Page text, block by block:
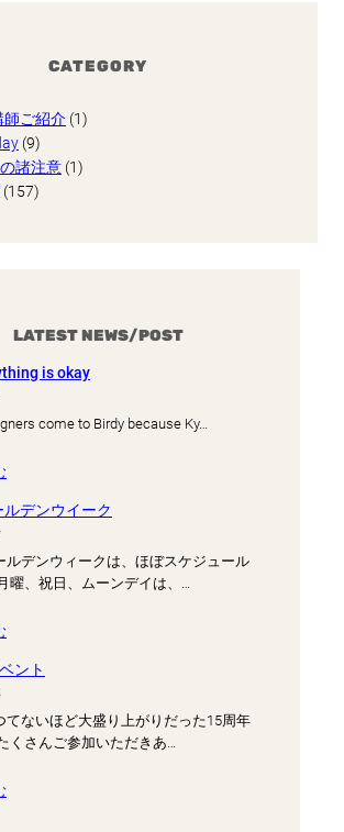
CATEGORY
師ご紹介 (1)
(9)
諸注意 (1)
(157)
LATEST NEWS/POST
is okay
come to Birdy because Ky…
デンウイーク
ルデンウィークは、ほぼスケジュール
曜、祝日、ムーンデイは、…
ント
てないほど大盛り上がりだった15周年
くさんご参加いただきあ…